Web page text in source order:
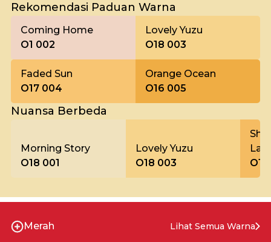
Rekomendasi Paduan Warna
Coming Home
O1 002
Lovely Yuzu
O18 003
Faded Sun
O17 004
Orange Ocean
O16 005
Nuansa Berbeda
Morning Story
O18 001
Lovely Yuzu
O18 003
Merah Lihat Semua Warna